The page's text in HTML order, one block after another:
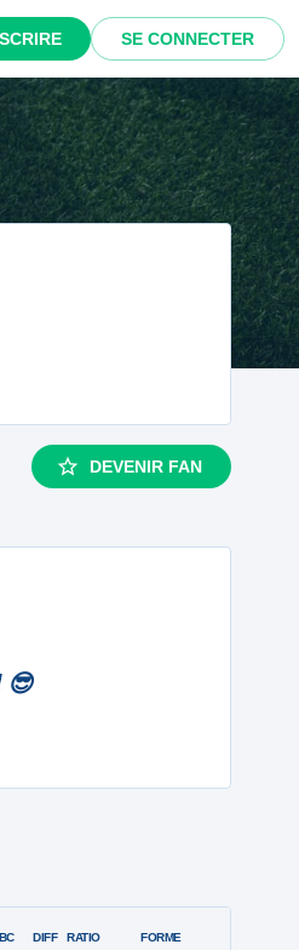
SE CONNECTER
DEVENIR FAN
😎
BC DIFF RATIO FORME